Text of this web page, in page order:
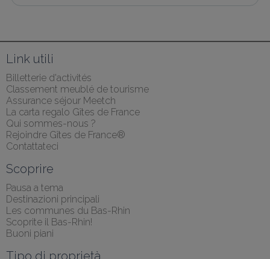
Link utili
Billetterie d'activités
Classement meublé de tourisme
Assurance séjour Meetch
La carta regalo Gîtes de France
Qui sommes-nous ?
Rejoindre Gîtes de France®
Contattateci
Scoprire
Pausa a tema
Destinazioni principali
Les communes du Bas-Rhin
Scoprite il Bas-Rhin!
Buoni piani
Tipo di proprietà